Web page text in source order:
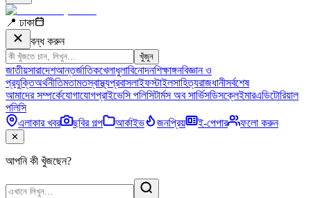
📍 ঢাকা
বন্ধ করুন
খুঁজুন
জাতীয়সারাদেশআন্তর্জাতিকখেলাধুলাবিনোদনশিক্ষাঙ্গনবিজ্ঞান ও
প্রযুক্তিঅর্থনীতিমতামতস্বাস্থ্যপ্রবাসলাইফস্টাইলসাহিত্যরাজধানীসর্বশেষ
আমাদের সম্পর্কেযোগাযোগপ্রাইভেসি পলিসিটার্মস অব সার্ভিসডিসক্লেইমারএডিটোরিয়াল
পলিসি
এলাকার খবর
ছবির গল্প আর্কাইভ জনপ্রিয় ই-পেপার ফলো করুন
✕
আপনি কী খুঁজছেন?